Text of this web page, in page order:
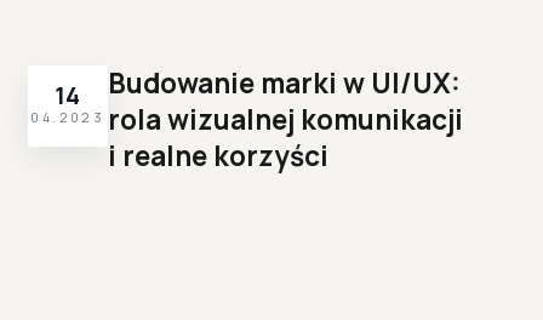
14
04.2023
Budowanie marki w UI/UX:
rola wizualnej komunikacji
i realne korzyści